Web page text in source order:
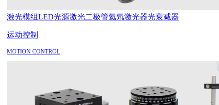
激光模组LED光源激光二极管氦氖激光器光衰减器
运动控制
MOTION CONTROL